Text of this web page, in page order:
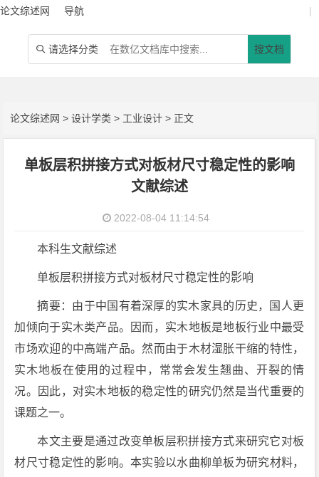
论文综述网 导航 |
 请选择分类 搜文档
论文综述网 >设计学类 > 工业设计 > 正文
单板层积拼接方式对板材尺寸稳定性的影响
文献综述
2022-08-04 11:14:54
本科生文献综述
单板层积拼接方式对板材尺寸稳定性的影响
摘要：由于中国有着深厚的实木家具的历史，国人更
加倾向于实木类产品。因而，实木地板是地板行业中最受
市场欢迎的中高端产品。然而由于木材湿胀干缩的特性，
实木地板在使用的过程中，常常会发生翘曲、开裂的情
况。因此，对实木地板的稳定性的研究仍然是当代重要的
课题之一。
本文主要是通过改变单板层积拼接方式来研究它对板
材尺寸稳定性的影响。本实验以水曲柳单板为研究材料，